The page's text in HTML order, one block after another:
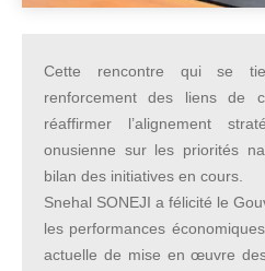
Cette rencontre qui se
renforcement des liens de
réaffirmer l’alignement
onusienne sur les priorités
bilan des initiatives en cours.
Snehal SONEJI a félicité le
les performances
actuelle de mise en œuvre